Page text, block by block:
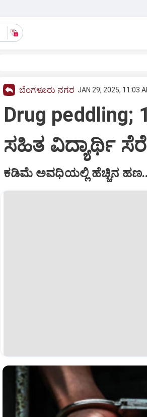
ಬೆಂಗಳೂರು ನಗರ JAN 29, 2025, 11:03
Drug peddling;
ಸಹಿತ ವಿದ್ಯಾರ್ಥಿ ಸೆರೆ
ಕಡಿಮೆ ಅವಧಿಯಲ್ಲಿ ಹೆಚ್ಚಿನ ಹಣ...